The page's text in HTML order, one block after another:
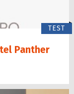
TEST
Panther